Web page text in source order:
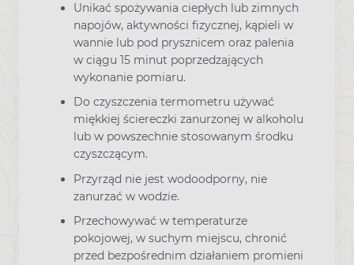
Unikać spożywania ciepłych lub zimnych
napojów, aktywności fizycznej, kąpieli w
wannie lub pod prysznicem oraz palenia
w ciągu 15 minut poprzedzających
wykonanie pomiaru.
Do czyszczenia termometru używać
miękkiej ściereczki zanurzonej w alkoholu
lub w powszechnie stosowanym środku
czyszczącym.
Przyrząd nie jest wodoodporny, nie
zanurzać w wodzie.
Przechowywać w temperaturze
pokojowej, w suchym miejscu, chronić
przed bezpośrednim działaniem promieni